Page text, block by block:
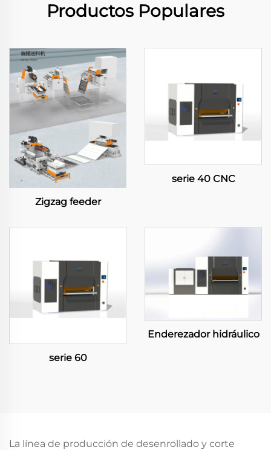
Productos Populares
Zigzag feeder
serie 40 CNC
serie 60
Enderezador hidráulico
La línea de producción de desenrollado y corte